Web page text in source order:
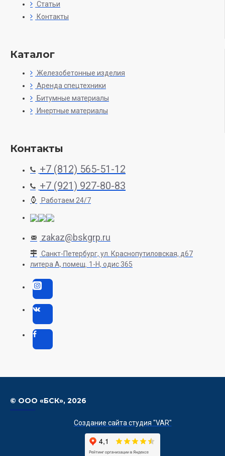
Статьи
Контакты
Каталог
Железобетонные изделия
Аренда спецтехники
Битумные материалы
Инертные материалы
Контакты
+7 (812) 565-51-12
+7 (921) 927-80-83
Работаем 24/7
zakaz@bskgrp.ru
Санкт-Петербург, ул. Краснопутиловская, д67
литера А, помещ. 1-H, одис 365
© ООО «БСК», 2026
Создание сайта студия "VAR"